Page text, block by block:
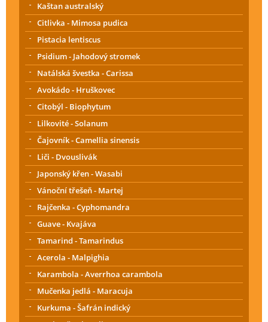
Kaštan australský
Citlivka - Mimosa pudica
Pistacia lentiscus
Psidium - Jahodový stromek
Natálská švestka - Carissa
Avokádo - Hruškovec
Citobýl - Biophytum
Lilkovité - Solanum
Čajovník - Camellia sinensis
Liči - Dvouslivák
Japonský křen - Wasabi
Vánoční třešeň - Martej
Rajčenka - Cyphomandra
Guave - Kvajáva
Tamarind - Tamarindus
Acerola - Malpighia
Karambola - Averrhoa carambola
Mučenka jedlá - Maracuja
Kurkuma - Šafrán indický